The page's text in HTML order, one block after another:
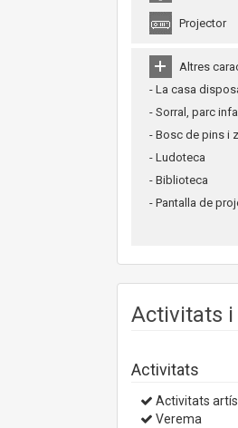
Projector
Altres
- La casa
- Sorral, parc
- Bosc de pins i
- Ludoteca
- Biblioteca
- Pantalla de
Activitats i
Activitats
Activitats
Verema